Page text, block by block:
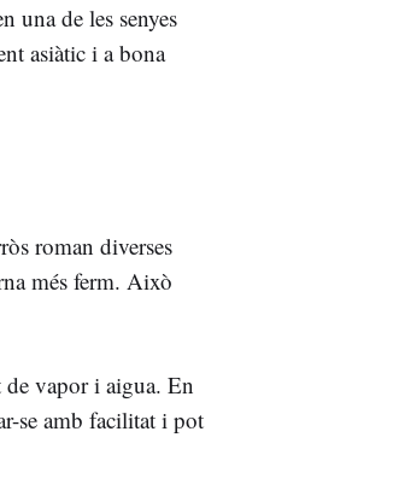
una de les senyes
asiàtic i a bona
roman diverses
més ferm. Això
de vapor i aigua. En
se amb facilitat i pot